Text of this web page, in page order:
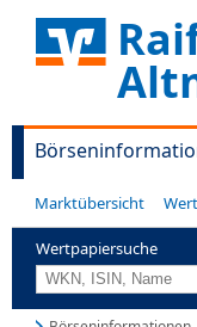
Marktübersicht
Wertpapiersuche